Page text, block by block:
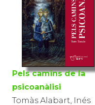
Pels camins de la
psicoanàlisi
Tomàs Alabart, Inés